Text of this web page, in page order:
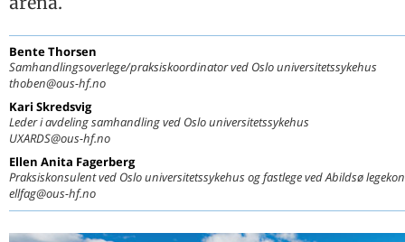
PROFIL
Hva var det med denne Julian Tudor Hart?
BOKANMELDELSE
En sjeldent vakker bok
En perle for leger
Pensumkandidat?
LEGEN LESER
Hva leser Kristine Asmervik?
RELIS
Selektive serotonin-reopptaks-hemmere (SSRI) og
blødningsrisiko
LYRIKKSTAFETTEN
Gode minner skal vi ta vare på
BenteThorsen
Samhandlingsoverlege/praksiskoordinator ved Oslo universitetssykehus
thoben@ous-hf.no
Kari Skredsvig
Leder i avdeling samhandling ved Oslo universitetssykehus
UXARDS@ous-hf.no
Ellen Anita Fagerberg
Praksiskonsulent ved Oslo universitetssykehus og fastlege ved Abildsø
ellfag@ous-hf.no